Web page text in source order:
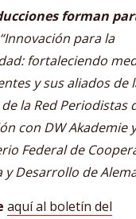
forman
“Innovación para la
fortaleciendo
y sus aliados de
la Red Periodistas
con DW Akademie
Federal de
y Desarrollo de
aquí al boletín del